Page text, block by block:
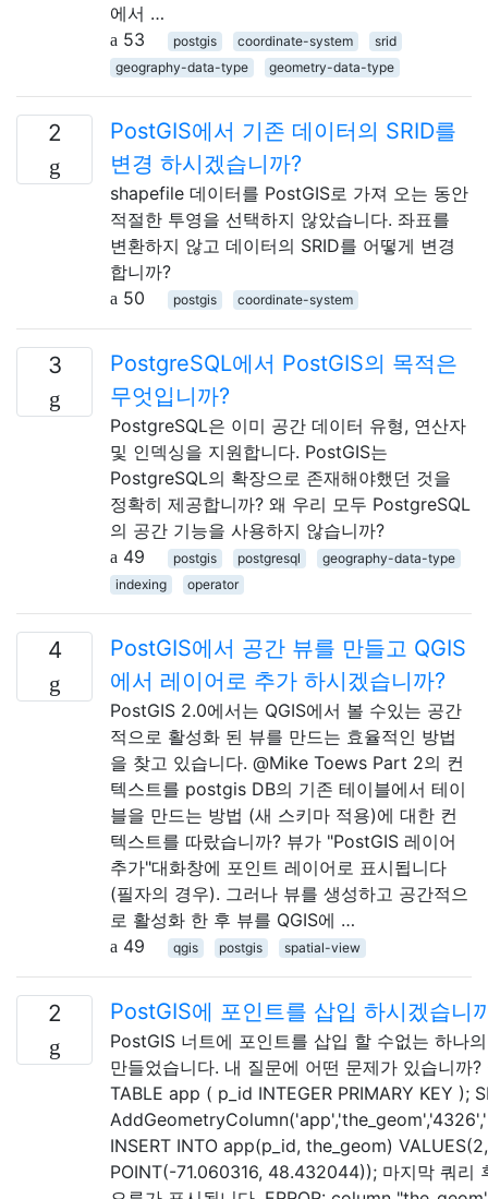
에서 …
53
postgis coordinate-system
srid
geography-data-type
geometry-data-type
2
PostGIS에서 기존 데이터의 SRID를
변경 하시겠습니까?
shapefile 데이터를 PostGIS로 가져 오는 동안
적절한 투영을 선택하지 않았습니다. 좌표를
변환하지 않고 데이터의 SRID를 어떻게 변경
합니까?
50
postgis coordinate-system
3
PostgreSQL에서 PostGIS의 목적은
무엇입니까?
PostgreSQL은 이미 공간 데이터 유형, 연산자
및 인덱싱을 지원합니다. PostGIS는
PostgreSQL의 확장으로 존재해야했던 것을
정확히 제공합니까? 왜 우리 모두 PostgreSQL
의 공간 기능을 사용하지 않습니까?
49
postgis postgresql
geography-data-type
indexing
operator
4
PostGIS에서 공간 뷰를 만들고 QGIS
에서 레이어로 추가 하시겠습니까?
PostGIS 2.0에서는 QGIS에서 볼 수있는 공간
적으로 활성화 된 뷰를 만드는 효율적인 방법
을 찾고 있습니다. @Mike Toews Part 2의 컨
텍스트를 postgis DB의 기존 테이블에서 테이
블을 만드는 방법 (새 스키마 적용)에 대한 컨
텍스트를 따랐습니까? 뷰가 "PostGIS 레이어
추가"대화창에 포인트 레이어로 표시됩니다
(필자의 경우). 그러나 뷰를 생성하고 공간적으
로 활성화 한 후 뷰를 QGIS에 …
49
qgis postgis spatial-view
2 PostGIS에 포인트를 삽입 하시겠습니
PostGIS 너트에 포인트를 삽입 할 수없는 하나
만들었습니다. 내 질문에 어떤 문제가 있습니까?
TABLE app ( p_id INTEGER PRIMARY KEY );
INSERT INTO app(p_id, the_geom) VALUES(2,
POINT(-71.060316, 48.432044)); 마지막 쿼리